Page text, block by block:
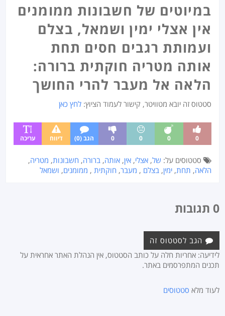
במיוטים של חשבונות ממומנים
אין אצלי ימין ושמאל, בצלם
ועמותת רגבים חסים תחת
אותה מטריה חוקתית ברורה:
הלאה אל מעבר להרי החושך
סטטוס זה יובא מטוויטר, קישור לעמוד הציוץ:לחץ כאן
0
0
0
0 הגב (0) דיווח עריכה
סטטוסים על: של,אצלי,אין,אותה, ברורה, חשבונות, מטריה,
הלאה, תחת,ימין, בצלם , מעבר, חוקתית , ממומנים, ושמאל
0 תגובות
הגב לסטטוס זה
לידיעה: אחריות חלה על כותב הסטטוס, אין הנהלת האתר אחראית על
תכנים המתפרסמים באתר.
לעוד מלא סטטוסים